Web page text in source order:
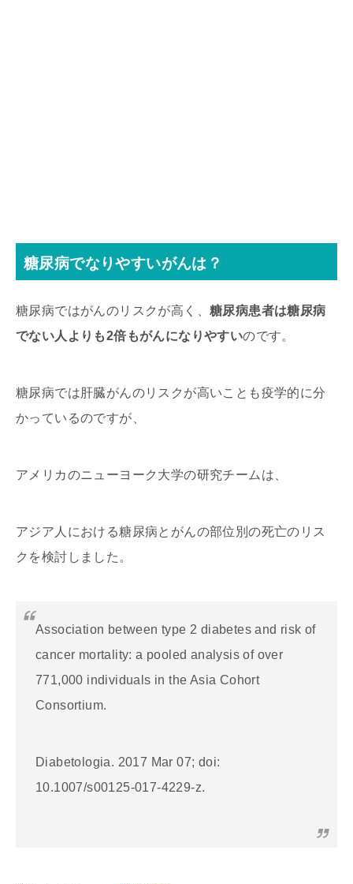
糖尿病でなりやすいがんは？
糖尿病ではがんのリスクが高く、 糖尿病患者は糖尿病
でない人よりも2倍もがんになりやすいのです。
糖尿病では肝臓がんのリスクが高いことも疫学的に分
かっているのですが、
アメリカのニューヨーク大学の研究チームは、
アジア人における糖尿病とがんの部位別の死亡のリス
クを検討しました。
Association between type 2 diabetes and risk of
cancer mortality: a pooled analysis of over
771,000 individuals in the Asia Cohort
Consortium.
Diabetologia. 2017 Mar 07; doi:
10.1007/s00125-017-4229-z.